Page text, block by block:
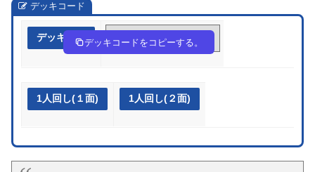
デッキコード
デッキ作成 FVkbFV-S0oL2k-VvFvkF
デッキコードをコピーする。
1人回し(１面) 1人回し(２面)